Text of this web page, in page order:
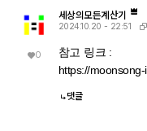
산 단계에서 이미 그런 세밀
순화)했기 때문에, 이후 ω에
나?" 하는 검증 절차 없이 그
래서 깔끔하게 √c/√l이 나온 겁니다. 한 줄 요약 절댓
"정의역이 넓어졌을 수 있다"
엄밀한 조건(정의역)을 놓쳤
니다. 다만 그 대가로, 결과
래 회로 조건(i≠0이 되는 경
"복소수 → 실수" 변환을 완료
더 이상 i가 없고, 순수하게 r, l, ω
에 ω = con_1을 대입하는 것
것이므로, i와 무리식이 뒤엉
래서 바로 깔끔하게 √c/√l로 정리됩니다. 정리
스) 계산은 "이 값들이 실수
은 단순 실수 대입이라 문제없이 정리됩니다.
0
세상의모든계산기
2024.10.20 - 22:51
참고 링크 :
https://moonsong-
댓글